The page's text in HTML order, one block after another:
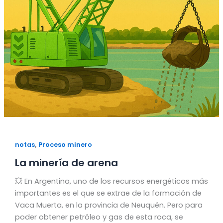
notas, Proceso minero
La minería de arena
💥 En Argentina, uno de los recursos energéticos más
importantes es el que se extrae de la formación de
Vaca Muerta, en la provincia de Neuquén. Pero para
poder obtener petróleo y gas de esta roca, se